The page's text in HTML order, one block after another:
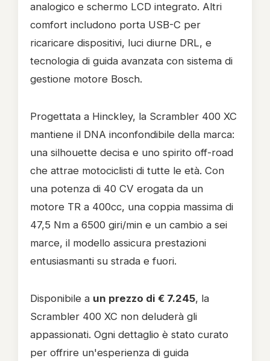
analogico e schermo LCD integrato. Altri
comfort includono porta USB-C per
ricaricare dispositivi, luci diurne DRL, e
tecnologia di guida avanzata con sistema di
gestione motore Bosch.
Progettata a Hinckley, la Scrambler 400 XC
mantiene il DNA inconfondibile della marca:
una silhouette decisa e uno spirito off-road
che attrae motociclisti di tutte le età. Con
una potenza di 40 CV erogata da un
motore TR a 400cc, una coppia massima di
47,5 Nm a 6500 giri/min e un cambio a sei
marce, il modello assicura prestazioni
entusiasmanti su strada e fuori.
Disponibile a un prezzo di € 7.245, la
Scrambler 400 XC non deluderà gli
appassionati. Ogni dettaglio è stato curato
per offrire un'esperienza di guida